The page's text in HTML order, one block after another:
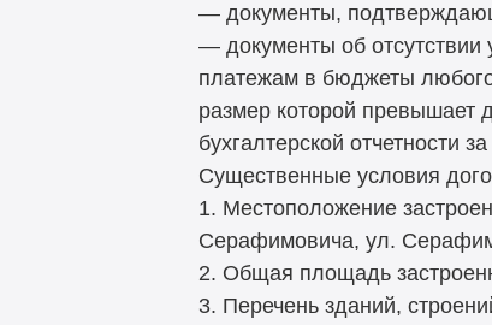
— документы,
— документы об
платежам в бюджеты
размер которой превышает
бухгалтерской отчетности
Существенные условия
1. Местоположение
Серафимовича, ул.
2. Общая площадь
3. Перечень зданий,